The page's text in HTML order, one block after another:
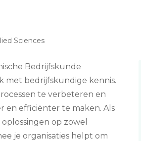
Sciences
Bedrijfskunde
met bedrijfskundige kennis.
te verbeteren en
en efficiënter te maken. Als
op zowel
je organisaties helpt om